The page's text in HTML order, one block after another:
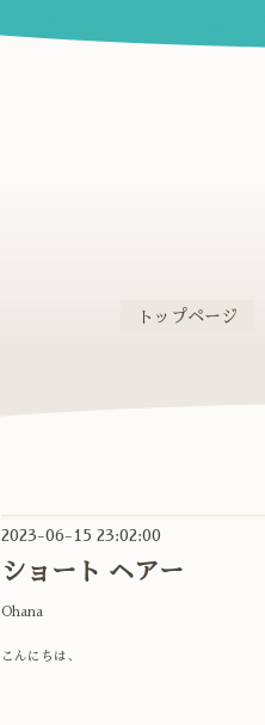
トップページ
2023-06-15 23:02:00
ショート ヘアー
Ohana
こんにちは、